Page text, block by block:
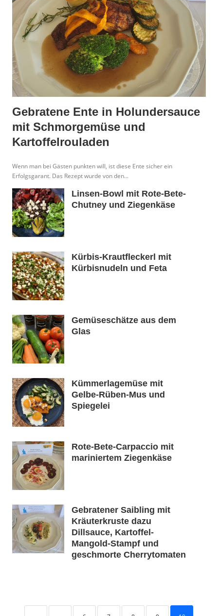
Gebratene Ente in Holundersauce
mit Schmorgemüse und
Kartoffelrouladen
Wenn man bei Gästen punkten will, ist diese Ente sicher ein
Erfolgsgarant. Das Rezept wurde von den...
Linsen-Bowl mit Rote-Bete-
Chutney und Ziegenkäse
Kürbis-Krautfleckerl mit
Kürbisnudeln und Feta
Gemüseschätze aus dem
Glas
Kümmerlagemüse mit
Gelbe-Rüben-Mus und
Spiegelei
Rote-Bete-Carpaccio mit
mariniertem Ziegenkäse
Gebratener Saibling mit
Kräuterkruste dazu
Dillsauce, Kartoffel-
Mangold-Stampf und
geschmorte Cherrytomaten